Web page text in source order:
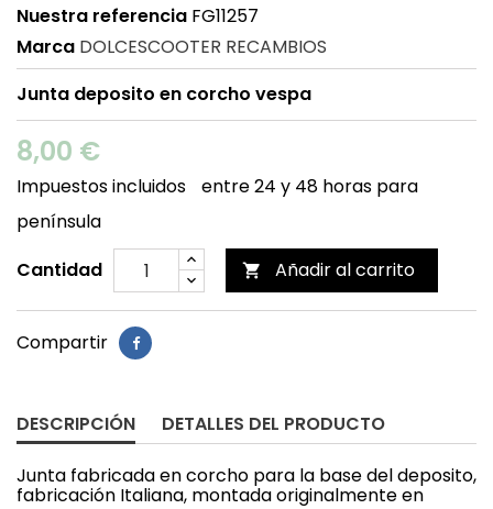
Nuestra referencia FG11257
Marca DOLCESCOOTER RECAMBIOS
Junta deposito en corcho vespa
8,00 €
Impuestos incluidos
entre 24 y 48 horas para
península
Cantidad
 Añadir al carrito
Compartir
DESCRIPCIÓN DETALLES DEL PRODUCTO
Junta fabricada en corcho para la base del deposito,
fabricación Italiana, montada originalmente en